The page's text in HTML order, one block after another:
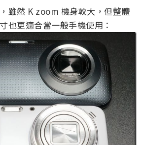
雖然 K zoom 機身較大，但整體
也更適合當一般手機使用：